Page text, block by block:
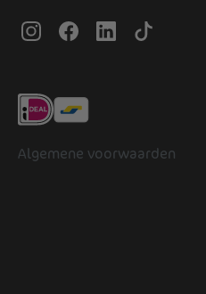
Algemene voorwaarden